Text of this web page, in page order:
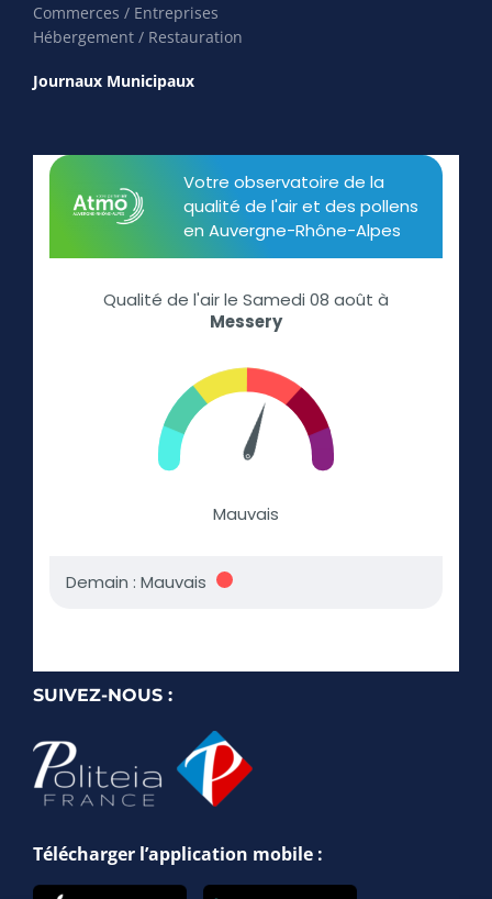
Commerces / Entreprises
Hébergement / Restauration
Journaux Municipaux
SUIVEZ-NOUS :
Télécharger l’application mobile :